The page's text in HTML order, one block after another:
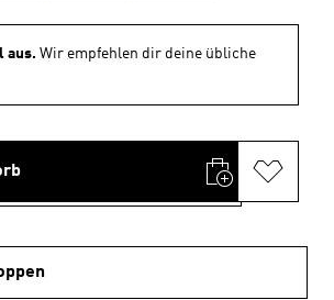
aus. Wir empfehlen dir deine übliche